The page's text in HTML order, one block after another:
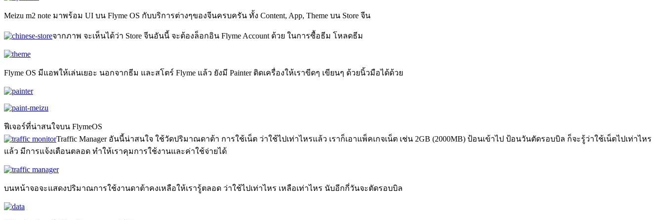
Meizu m2 note มาพร้อม UI บน Flyme OS กับบริการต่างๆของจีนครบครัน ทั้ง Content, App, Theme บน Store จีน
จากภาพ จะเห็นได้ว่า Store จีนอันนี้ จะต้องล็อกอิน Flyme Account ด้วย ในการซื้อธีม โหลดธีม
Flyme OS มีแอพให้เล่นเยอะ นอกจากธีม และสโตร์ Flyme แล้ว ยังมี Painter ติดเครื่องให้เราขีดๆ เขียนๆ ด้วยนิ้วมือได้ด้วย
ฟีเจอร์ที่น่าสนใจบน FlymeOS
Traffic Manager อันนี้น่าสนใจ ใช้วัดปริมาณดาต้า การใช้เน็ต ว่าใช้ไปเท่าไหรแล้ว เราก็เอาแพ็คเกจเน็ต เช่น 2GB (2000MB) ป้อนเข้าไป ป้อนวันตัดรอบบิล ก็จะรู้ว่าใช้เน็ตไปเท่าไหร
แล้ว มีการแจ้งเตือนตลอด ทำให้เราคุมการใช้งานและค่าใช้จ่ายได้
บนหน้าจอจะแสดงปริมาณการใช้งานดาต้าคงเหลือให้เรารู้ตลอด ว่าใช้ไปเท่าไหร เหลือเท่าไหร นับอีกกี่วันจะตัดรอบบิล